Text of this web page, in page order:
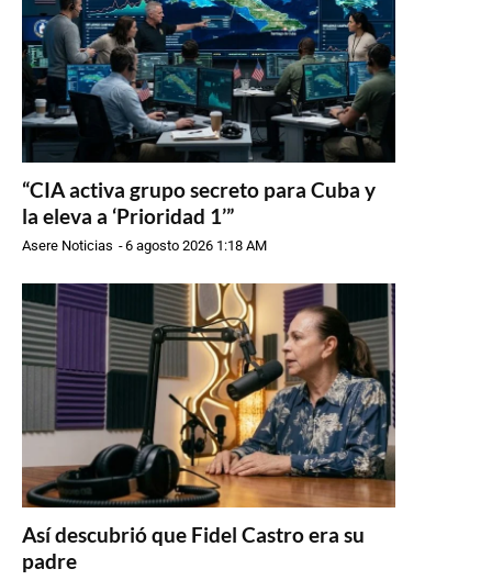
“CIA activa grupo secreto para Cuba y
la eleva a ‘Prioridad 1’”
Asere Noticias -6 agosto 2026 1:18 AM
Así descubrió que Fidel Castro era su
padre